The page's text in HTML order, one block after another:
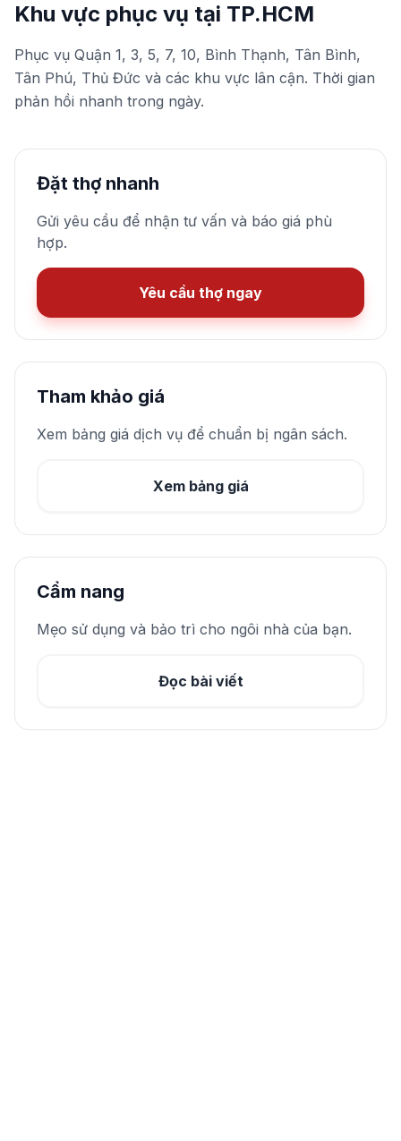
Khu vực phục vụ tại TP.HCM
Phục vụ Quận 1, 3, 5, 7, 10, Bình Thạnh, Tân Bình,
Tân Phú, Thủ Đức và các khu vực lân cận. Thời gian
phản hồi nhanh trong ngày.
Đặt thợ nhanh
Gửi yêu cầu để nhận tư vấn và báo giá phù
hợp.
Yêu cầu thợ ngay
Tham khảo giá
Xem bảng giá dịch vụ để chuẩn bị ngân sách.
Xem bảng giá
Cẩm nang
Mẹo sử dụng và bảo trì cho ngôi nhà của bạn.
Đọc bài viết